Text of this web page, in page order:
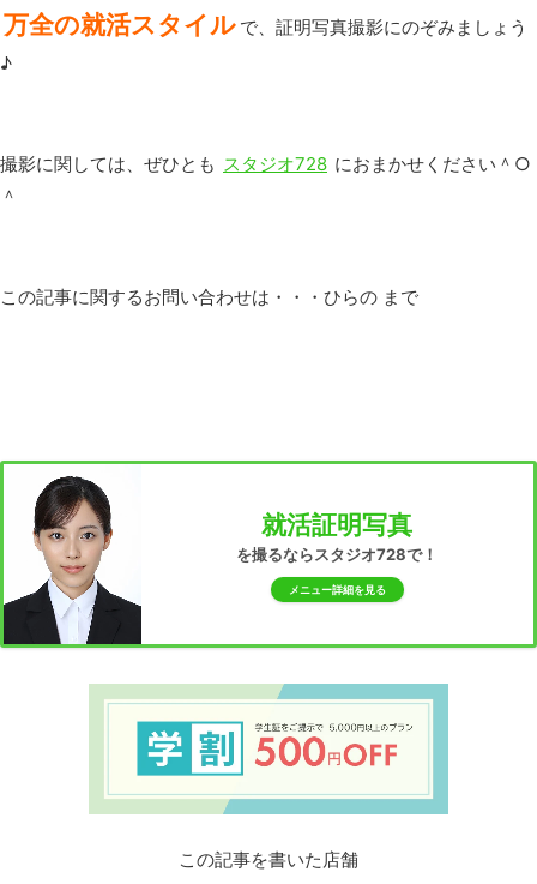
万全の就活スタイル で、証明写真撮影にのぞみましょう
♪
撮影に関しては、ぜひとも スタジオ728 におまかせください＾○
＾
この記事に関するお問い合わせは・・・ひらの まで
就活証明写真
を撮るならスタジオ728で！
メニュー詳細を見る
この記事を書いた店舗